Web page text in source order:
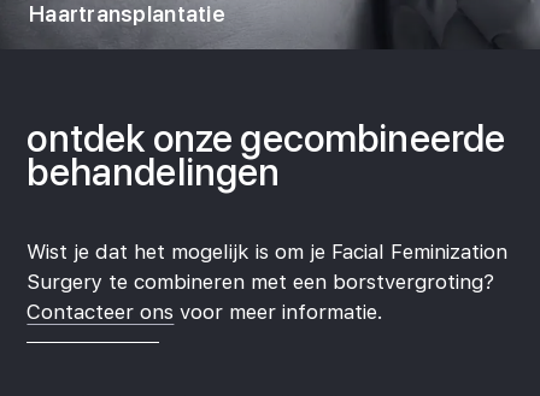
Haartransplantatie
ontdek onze gecombineerde
behandelingen
Wist je dat het mogelijk is om je Facial Feminization
Surgery te combineren met een borstvergroting?
Contacteer ons voor meer informatie.